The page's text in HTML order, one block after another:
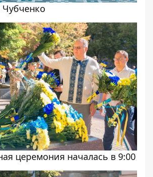
церемония началась в 9:00